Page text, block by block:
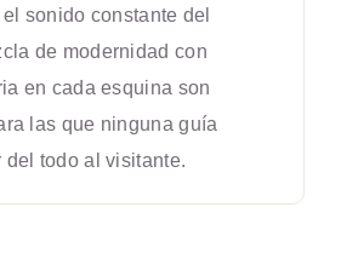
sonido constante del
de modernidad con
en cada esquina son
las que ninguna guía
del todo al visitante.